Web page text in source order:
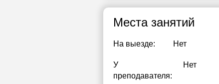
Места занятий
На выезде: Нет
У
преподавателя:
Нет